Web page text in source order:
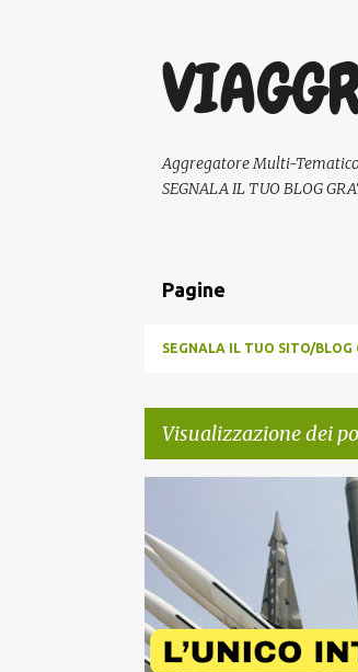
Aggregatore Multi-
SEGNALA IL TUO BLOG
Pagine
SEGNALA IL TUO SITO/BLOG
Visualizzazione dei
o
s
t
ECONOMIA